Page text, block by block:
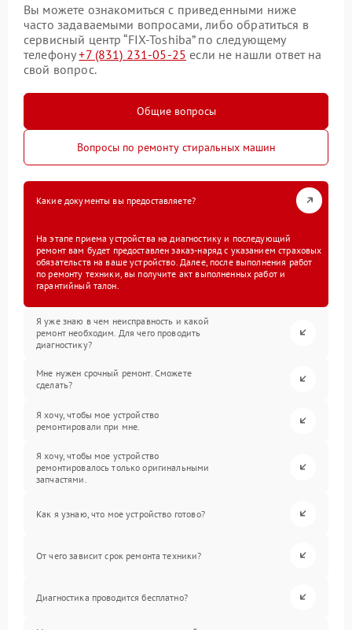
Вы можете ознакомиться с приведенными ниже
часто задаваемыми вопросами, либо обратиться в
сервисный центр “FIX-Toshiba” по следующему
телефону+7 (831) 231-05-25 если не нашли ответ на
свой вопрос.
Общие вопросы
Вопросы по ремонту стиральных машин
Какие документы вы предоставляете?
На этапе приема устройства на диагностику и последующий
ремонт вам будет предоставлен заказ-наряд с указанием страховых
обязательств на ваше устройство. Далее, после выполнения работ
по ремонту техники, вы получите акт выполненных работ и
гарантийный талон.
Я уже знаю в чем неисправность и какой
ремонт необходим. Для чего проводить
диагностику?
Мне нужен срочный ремонт. Сможете
сделать?
Я хочу, чтобы мое устройство
ремонтировали при мне.
Я хочу, чтобы мое устройство
ремонтировалось только оригинальными
запчастями.
Как я узнаю, что мое устройство готово?
От чего зависит срок ремонта техники?
Диагностика проводится бесплатно?